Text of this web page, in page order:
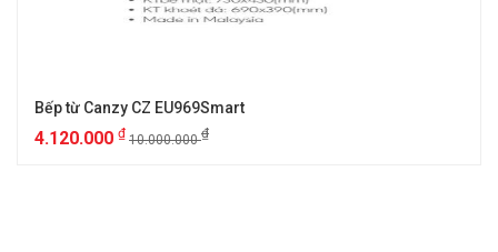
Bếp từ Canzy CZ EU969Smart
4.120.000 ₫ 10.000.000₫